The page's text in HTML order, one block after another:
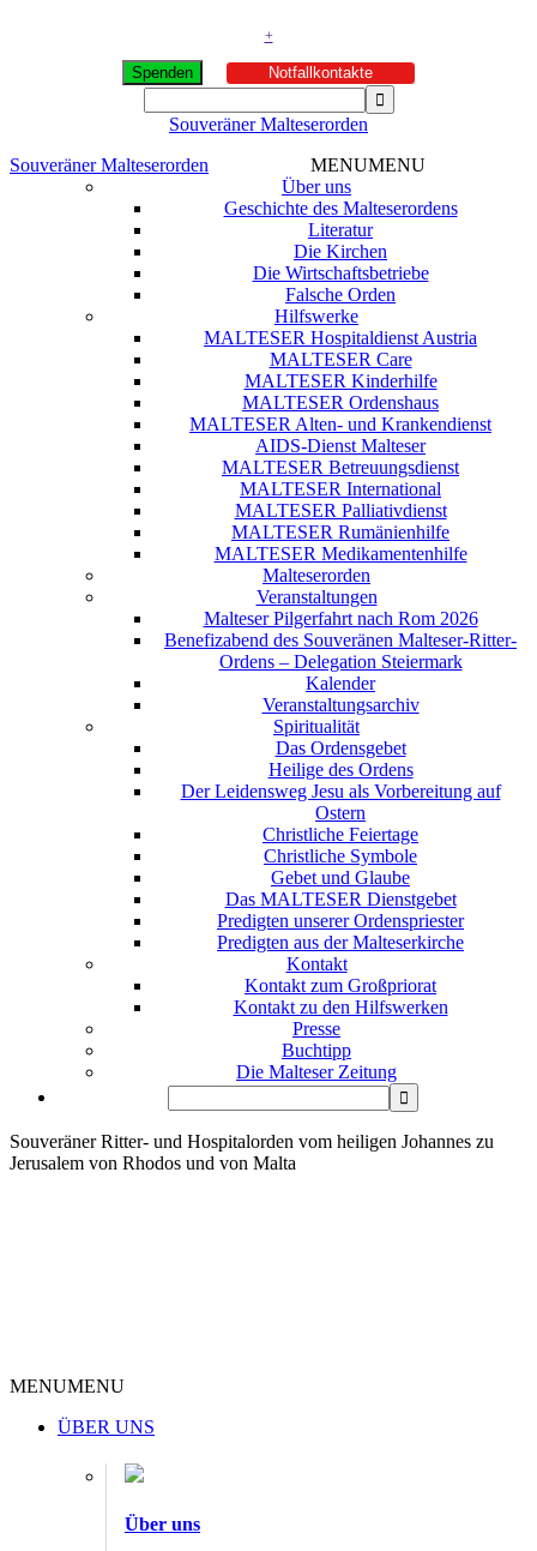
+
Spenden Notfallkontakte
Souveräner Malteserorden
Souveräner Malteserorden
MENUMENU
Über uns
Geschichte des Malteserordens
Literatur
Die Kirchen
Die Wirtschaftsbetriebe
Falsche Orden
Hilfswerke
MALTESER Hospitaldienst Austria
MALTESER Care
MALTESER Kinderhilfe
MALTESER Ordenshaus
MALTESER Alten- und Krankendienst
AIDS-Dienst Malteser
MALTESER Betreuungsdienst
MALTESER International
MALTESER Palliativdienst
MALTESER Rumänienhilfe
MALTESER Medikamentenhilfe
Malteserorden
Veranstaltungen
Malteser Pilgerfahrt nach Rom 2026
Benefizabend des Souveränen Malteser-Ritter-
Ordens – Delegation Steiermark
Kalender
Veranstaltungsarchiv
Spiritualität
Das Ordensgebet
Heilige des Ordens
Der Leidensweg Jesu als Vorbereitung auf
Ostern
Christliche Feiertage
Christliche Symbole
Gebet und Glaube
Das MALTESER Dienstgebet
Predigten unserer Ordenspriester
Predigten aus der Malteserkirche
Kontakt
Kontakt zum Großpriorat
Kontakt zu den Hilfswerken
Presse
Buchtipp
Die Malteser Zeitung
Souveräner Ritter- und Hospitalorden vom heiligen Johannes zu
Jerusalem von Rhodos und von Malta
MENUMENU
ÜBER UNS
Über uns